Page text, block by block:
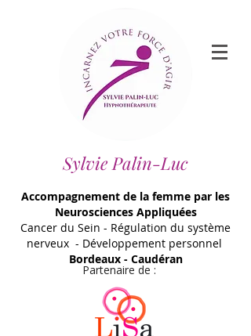
Sylvie Palin-Luc
Accompagnement de la femme par les
Neurosciences Appliquées
Cancer du Sein - Régulation du système
nerveux - Développement personnel
Bordeaux - Caudéran
Partenaire de :